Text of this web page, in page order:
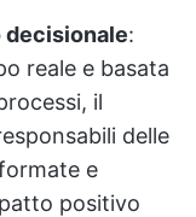
decisionale:
reale e basata
il
delle
e
positivo